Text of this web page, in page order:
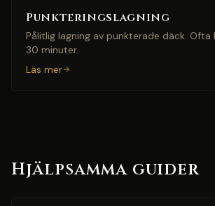
Punkteringslagning
Pålitlig lagning av punkterade däck.
30 minuter.
Läs mer
Hjälpsamma guider